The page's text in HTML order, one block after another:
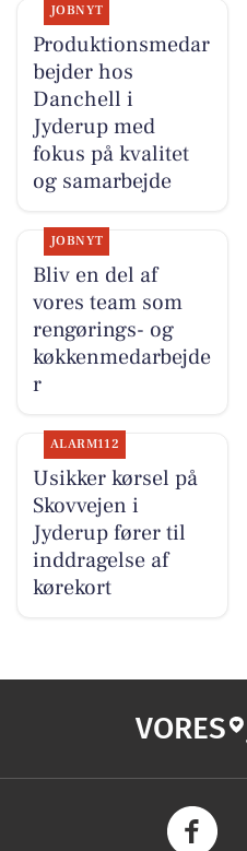
JOBNYT
Produktionsmedar
bejder hos
Danchell i
Jyderup med
fokus på kvalitet
og samarbejde
JOBNYT
Bliv en del af
vores team som
rengørings- og
køkkenmedarbejde
r
ALARM112
Usikker kørsel på
Skovvejen i
Jyderup fører til
inddragelse af
kørekort
VORES